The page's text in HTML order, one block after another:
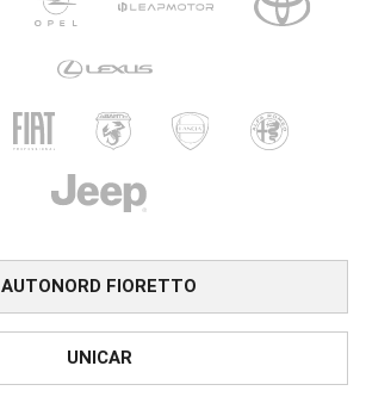
AUTONORD FIORETTO
UNICAR